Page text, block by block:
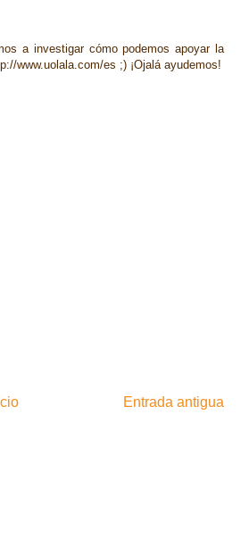
a investigar cómo podemos apoyar la
www.uolala.com/es ;) ¡Ojalá ayudemos!
Entrada antigua